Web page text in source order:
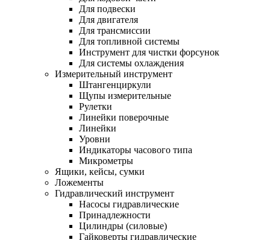
Для подвески
Для двигателя
Для трансмиссии
Для топливной системы
Инструмент для чистки форсунок
Для системы охлаждения
Измерительный инструмент
Штангенциркули
Щупы измерительные
Рулетки
Линейки поверочные
Линейки
Уровни
Индикаторы часового типа
Микрометры
Ящики, кейсы, сумки
Ложементы
Гидравлический инструмент
Насосы гидравлические
Принадлежности
Цилиндры (силовые)
Гайковерты гидравлические